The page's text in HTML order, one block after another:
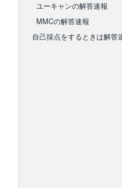
ユーキャンの解答速報
MMCの解答速報
自己採点をするときは解答